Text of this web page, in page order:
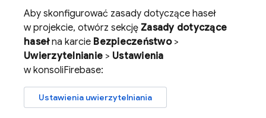
Aby skonfigurować zasady dotyczące haseł
w projekcie, otwórz sekcję Zasady dotyczące
hasełna karcie Bezpieczeństwo>
Uwierzytelnianie > Ustawienia
w konsoliFirebase:
Ustawienia uwierzytelniania